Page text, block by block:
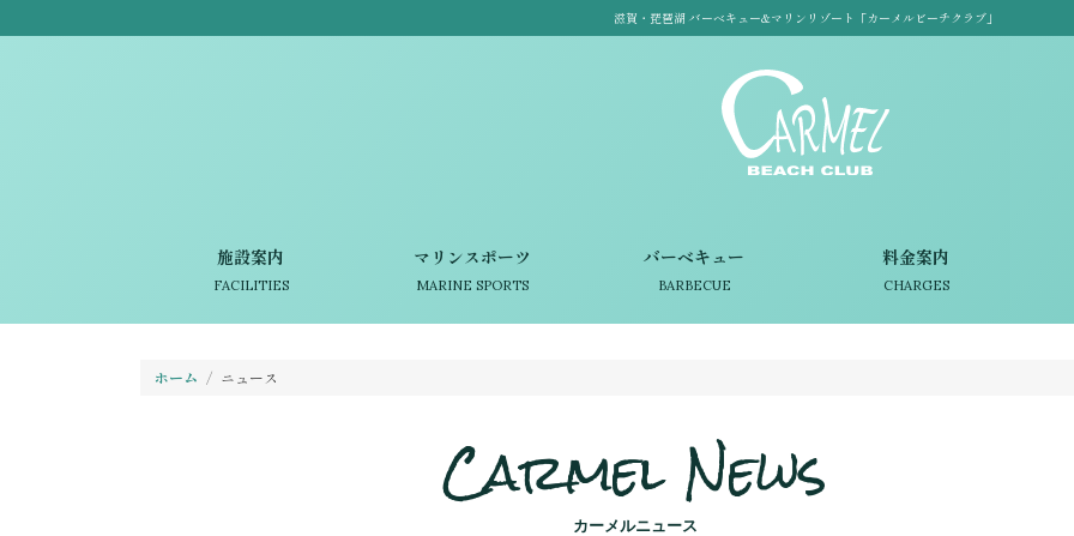
滋賀・琵琶湖 バーベキュー&マリンリゾート「カーメルビーチクラブ」
施設案内
FACILITIES
マリンスポーツ
MARINE SPORTS
バーベキュー
BARBECUE
料金案内
CHARGES
ホーム ニュース
Carmel News
カーメルニュース